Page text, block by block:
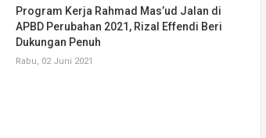
Program Kerja Rahmad Mas’ud Jalan di
APBD Perubahan 2021, Rizal Effendi Beri
Dukungan Penuh
Rabu, 02 Juni 2021